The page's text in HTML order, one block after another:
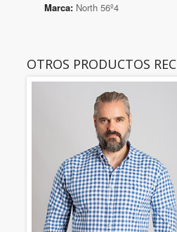
Marca: North 56º4
OTROS PRODUCTOS